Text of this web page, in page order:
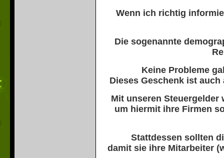
Wenn ich richtig
Die sogenannte
Keine Probleme
Dieses Geschenk ist
Mit unseren
um hiermit ihre Firmen
Stattdessen sollten
damit sie ihre Mitarbeiter